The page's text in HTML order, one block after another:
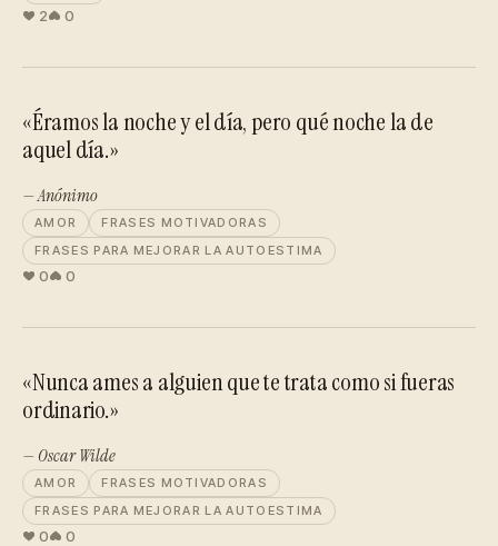
2 0
«Éramos la noche y el día, pero qué noche la de
aquel día.»
— Anónimo
AMOR
FRASES MOTIVADORAS
FRASES PARA MEJORAR LA AUTOESTIMA
0 0
«Nunca ames a alguien que te trata como si fueras
ordinario.»
— Oscar Wilde
AMOR
FRASES MOTIVADORAS
FRASES PARA MEJORAR LA AUTOESTIMA
0 0